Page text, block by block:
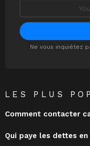
Ne vous inquiétez
LES PLUS
Comment contacter
Qui paye les dettes